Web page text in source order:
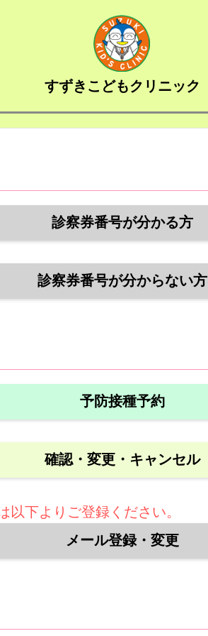
すずきこどもクリニック
診察券番号が分かる方
診察券番号が分からない方
予防接種予約
確認・変更・キャンセル
以下よりご登録ください。
メール登録・変更